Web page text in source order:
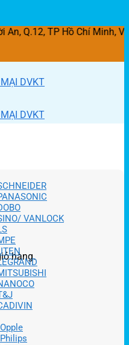
Q.12, TP Hồ Chí Minh, Việt
hàng.
VANLOCK